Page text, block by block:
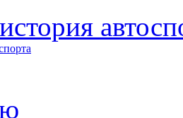
история